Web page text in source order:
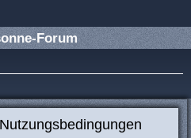
Forum